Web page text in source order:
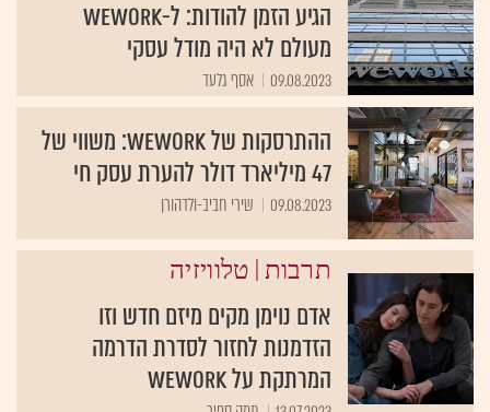
הגיע הזמן להודות: ל-WeWork
מעולם לא היה מודל עסקי
09.08.2023 אסף גלעד
ההתרסקות של WeWork: משווי של
47 מיליארד דולר להערת עסק חי
09.08.2023 שירי חביב-ולדהורן
תרבות | טלוויזיה
אדם נוימן מקים מיזם חדש וזו
הזדמנות לחזור לסדרת הדרמה
המרתקת על WeWork